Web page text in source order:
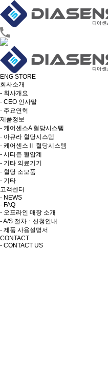
ENG STORE
회사소개
- 회사개요
- CEO 인사말
- 주요연혁
제품정보
- 케어센스A 혈당시스템
- 아큐라 혈당시스템
- 케어센스Ⅱ 혈당시스템
- 시티즌 혈압계
- 기타 의료기기
- 혈당 소모품
- 기타
고객센터
- NEWS
- FAQ
- 오프라인 매장 소개
- A/S 절차ㆍ신청안내
- 제품 사용설명서
CONTACT
- CONTACT US